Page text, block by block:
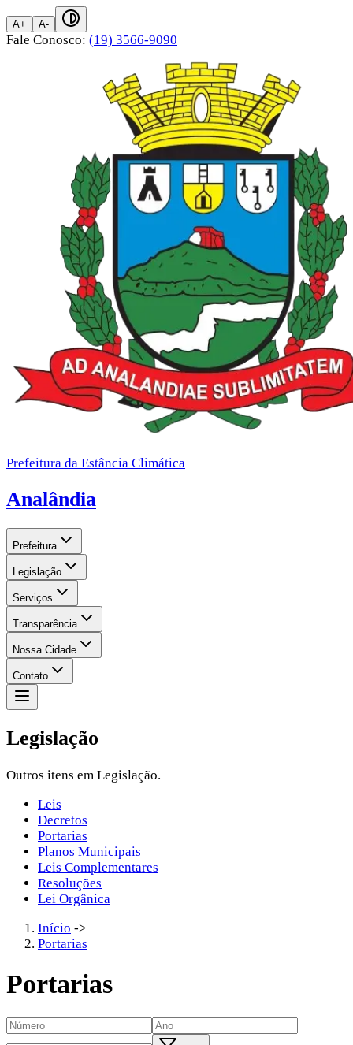
A+ A-
Fale Conosco: (19) 3566-9090
Prefeitura da Estância Climática
Analândia
Prefeitura
Legislação
Serviços
Transparência
Nossa Cidade
Contato
Legislação
Outros itens em Legislação.
Leis
Decretos
Portarias
Planos Municipais
Leis Complementares
Resoluções
Lei Orgânica
Início ->
Portarias
Portarias